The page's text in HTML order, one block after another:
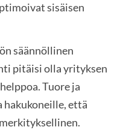
sisäisen
säännöllinen
pitäisi olla yrityksen
Tuore ja
että